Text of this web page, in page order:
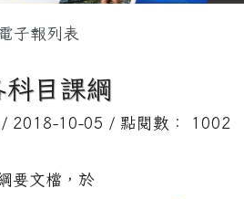
子報列表
科目課綱
/ 2018-10-05 / 點閱數： 1002
要文檔，於